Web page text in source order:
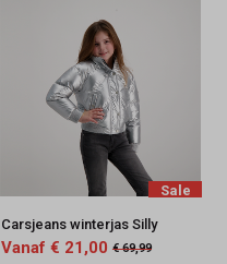
Sale
Carsjeans winterjas Silly
Vanaf € 21,00 € 69,99